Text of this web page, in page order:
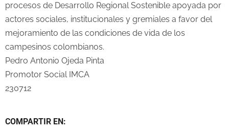
procesos de Desarrollo Regional Sostenible apoyada por
actores sociales, institucionales y gremiales a favor del
mejoramiento de las condiciones de vida de los
campesinos colombianos.
Pedro Antonio Ojeda Pinta
Promotor Social IMCA
230712
COMPARTIR EN: